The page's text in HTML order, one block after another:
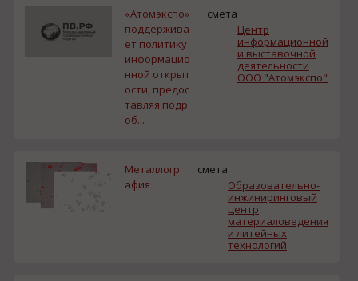
«Атомэкспо»
поддержива
ет политику
информацио
нной открыт
ости, предос
тавляя подр
об...
смета
Центр
информационной
и выставочной
деятельности
ООО "Атомэкспо"
Металлогр
афия
смета
Образовательно-
инжиниринговый
центр
материаловедения
и литейных
технологий